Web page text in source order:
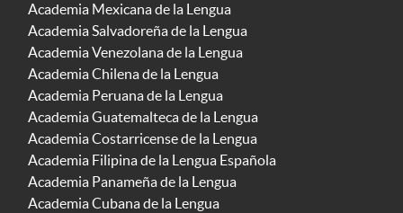
Academia Mexicana de la Lengua
Academia Salvadoreña de la Lengua
Academia Venezolana de la Lengua
Academia Chilena de la Lengua
Academia Peruana de la Lengua
Academia Guatemalteca de la Lengua
Academia Costarricense de la Lengua
Academia Filipina de la Lengua Española
Academia Panameña de la Lengua
Academia Cubana de la Lengua